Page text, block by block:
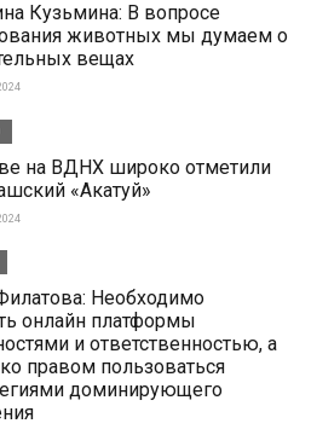
Кузьмина: В вопросе
животных мы думаем о
вещах
на ВДНХ широко отметили
«Акатуй»
Необходимо
онлайн платформы
и ответственностью, а
правом пользоваться
доминирующего